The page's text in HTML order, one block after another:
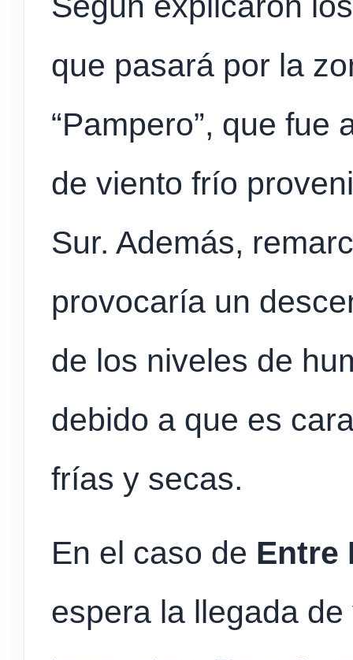
que pasará por la
“Pampero”, que fue
de viento frío
Sur. Además,
provocaría un
de los niveles de
debido a que es
frías y secas.
En el caso de Entre
espera la llegada